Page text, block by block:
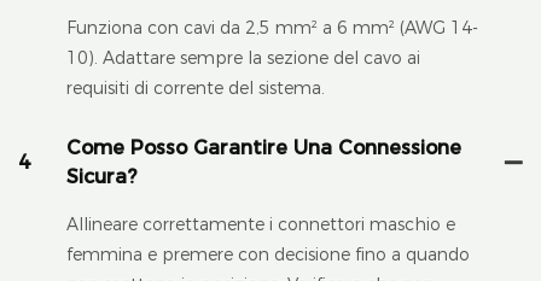
Funziona con cavi da 2,5 mm² a 6 mm² (AWG 14-
10). Adattare sempre la sezione del cavo ai
requisiti di corrente del sistema.
4
Come Posso Garantire Una Connessione
Sicura?
Allineare correttamente i connettori maschio e
femmina e premere con decisione fino a quando